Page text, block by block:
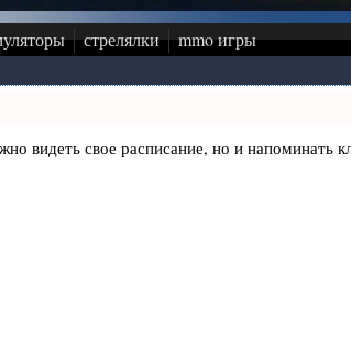
стрелялки mmo игры
видеть свое расписание, но и